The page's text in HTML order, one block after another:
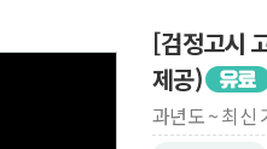
[검정고시
제공)
과년도 ~ 최신